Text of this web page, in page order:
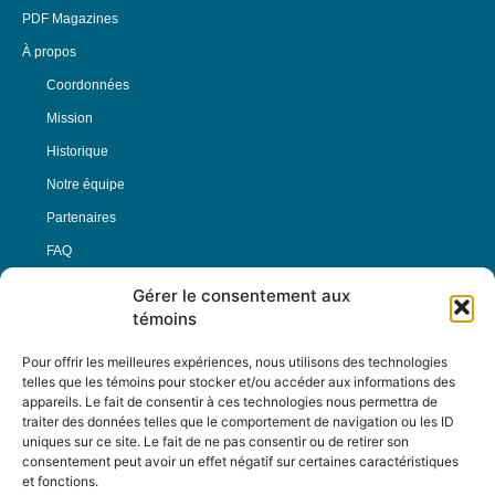
Gérer le consentement aux
témoins
Pour offrir les meilleures expériences, nous utilisons des technologies
telles que les témoins pour stocker et/ou accéder aux informations des
appareils. Le fait de consentir à ces technologies nous permettra de
traiter des données telles que le comportement de navigation ou les ID
uniques sur ce site. Le fait de ne pas consentir ou de retirer son
consentement peut avoir un effet négatif sur certaines caractéristiques
et fonctions.
PDF Magazines
À propos
Coordonnées
Mission
Historique
Notre équipe
Partenaires
FAQ
Nous Suivre